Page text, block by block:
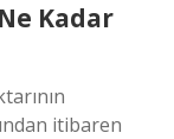
Kadar
itibaren